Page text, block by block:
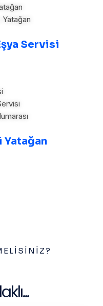
Yatağan
Servisi